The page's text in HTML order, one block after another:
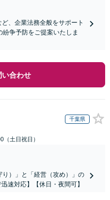
、企業法務全般をサポート
争予防をご提案いたしま
い合わせ
千葉県
土日祝日）
り）」と「経営（攻め）」の
速対応】【休日・夜間可】